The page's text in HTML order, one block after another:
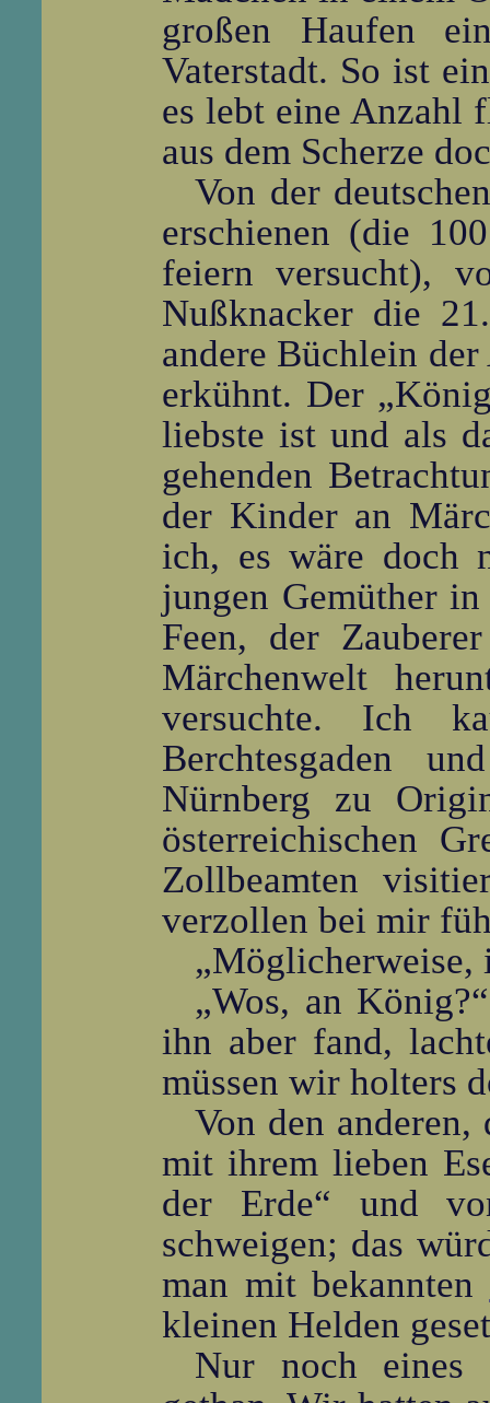
großen Haufen
Vaterstadt. So ist
es lebt eine Anzahl
aus dem Scherze
Von der
erschienen (die
feiern versucht),
Nußknacker die
andere Büchlein
erkühnt. Der
liebste ist und als
gehenden
der Kinder an
ich, es wäre doch
jungen Gemüther
Feen, der
Märchenwelt
versuchte. Ich
Berchtesgaden
Nürnberg zu
österreichischen
Zollbeamten
verzollen bei mir
„Möglicherweise,
„Wos, an
ihn aber fand,
müssen wir holters
Von den
mit ihrem lieben
der Erde“ und
schweigen; das
man mit bekannten
kleinen Helden
Nur noch eines